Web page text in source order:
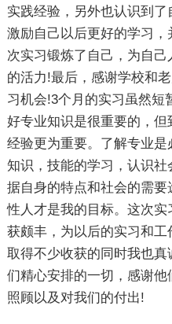
实践经验，另外也认识到了
激励自己以后更好的学习
次实习锻炼了自己，为自
的活力!最后，感谢学校和
习机会!3个月的实习虽然短
好专业知识是很重要的，
经验更为重要。了解专业
知识，技能的学习，认识
据自身的特点和社会的需
性人才是我的目标。这次
获颇丰，为以后的实习和
取得不少收获的同时我也
们精心安排的一切，感谢
照顾以及对我们的付出!